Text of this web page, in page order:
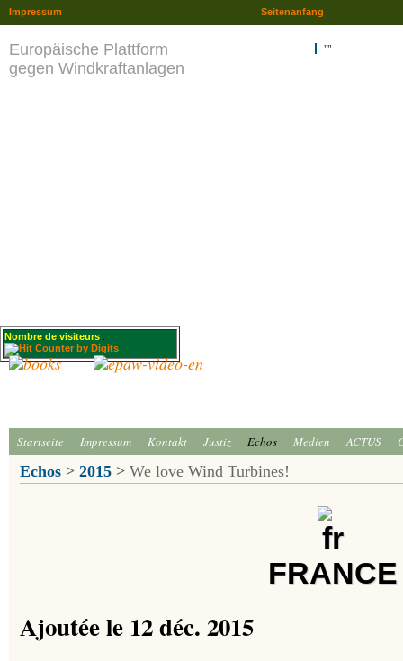
Europäische Plattform
gegen Windkraftanlagen
""
Nombre de visiteurs :
Startseite Impressum Kontakt Justiz Echos Medien ACTUS
Echos > 2015 > We love Wind Turbines!
FRANCE
Ajoutée le 12 déc. 2015
Seitenanfang
Impressum